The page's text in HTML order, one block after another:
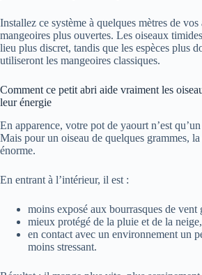
Installez ce système à quelques mètres de vos
mangeoires plus ouvertes. Les oiseaux
lieu plus discret, tandis que les espèces plus
utiliseront les mangeoires classiques.
Comment ce petit abri aide vraiment les
leur énergie
En apparence, votre pot de yaourt n’est
Mais pour un oiseau de quelques grammes,
énorme.
En entrant à l’intérieur, il est :
moins exposé aux bourrasques de vent
mieux protégé de la pluie et de la neige,
en contact avec un environnement un
moins stressant.